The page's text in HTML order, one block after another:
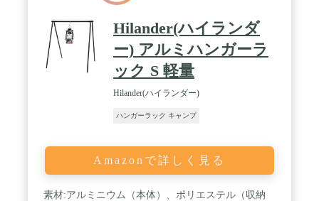
たのキャンプ場ははるかに簡単になります。 /
►【品質保証】ご質問やご提案がありましたら、メ
ールでお気軽にお問い合わせください。
Hilander(ハイランダ
ー) アルミハンガーラ
ック S 軽量
Hilander(ハイランダー)
ハンガーラック キャンプ
Amazonで詳しく見る
素材:アルミニウム（本体）、ポリエステル（収納